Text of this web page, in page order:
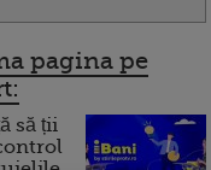
pagina pe
să ții